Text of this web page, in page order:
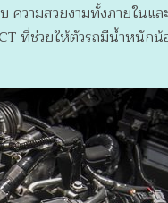
ความสวยงามทั้งภายใน
ที่ช่วยให้ตัวรถมีน้ำหนัก